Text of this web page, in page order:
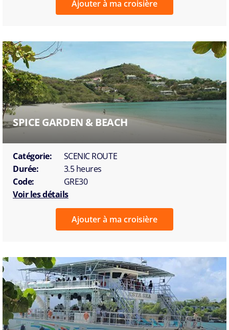
Ajouter à ma croisière
SPICE GARDEN & BEACH
Catégorie:
SCENIC ROUTE
Durée:
3.5 heures
Code:
GRE30
Voir les détails
Ajouter à ma croisière